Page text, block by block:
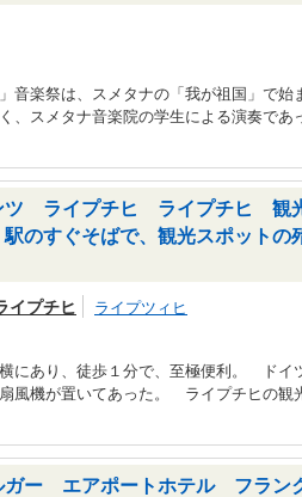
音楽祭は、スメタナの「我が祖国」で
、スメタナ音楽院の学生による演奏で
ツ ライプチヒ ライプチヒ 観
のすぐそばで、観光スポットの
イプチヒ ライプツィヒ
にあり、徒歩１分で、至極便利。 ドイ
風機が置いてあった。 ライプチヒの観
ガー エアポートホテル フラン